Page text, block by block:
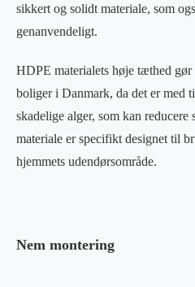
sikkert og solidt materiale, som
genanvendeligt.
HDPE materialets høje tæthed
boliger i Danmark, da det er med
skadelige alger, som kan reducere
materiale er specifikt designet til
hjemmets udendørsområde.
Nem montering